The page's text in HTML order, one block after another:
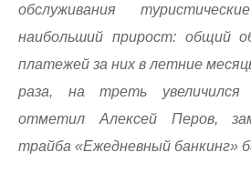
обслуживания
наибольший прирост: общий
платежей за них в летние
раза, на треть
отметил Алексей Перов,
трайба «Ежедневный банкинг»